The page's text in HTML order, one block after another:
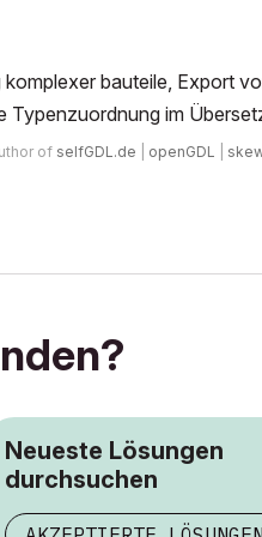
bauteile, Export
Typenzuordnung im
of selfGDL.de openGDL
Neueste Lösungen
durchsuchen